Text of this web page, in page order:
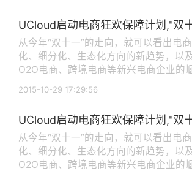
UCloud启动电商狂欢保障计划,"双
从今年“双十一”的走向，就可以看出电
化、细分化、生态化方向的新趋势，以
O2O电商、跨境电商等新兴电商企业的
2015-10-29 17:29:56
UCloud启动电商狂欢保障计划,"双
从今年“双十一”的走向，就可以看出电
化、细分化、生态化方向的新趋势，以
O2O电商、跨境电商等新兴电商企业的